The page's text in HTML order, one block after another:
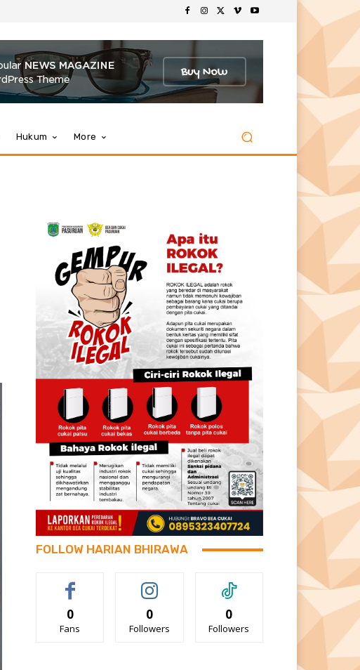
Hukum More
FOLLOW HARIAN BHIRAWA
0
Fans
0
Followers
0
Followers